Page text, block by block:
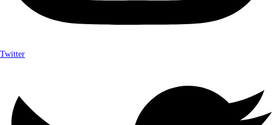
Twitter